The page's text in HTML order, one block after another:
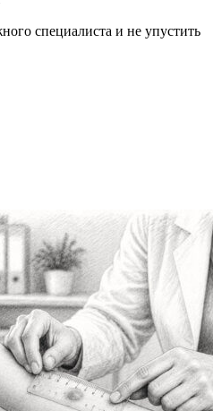
специалиста и не упустить